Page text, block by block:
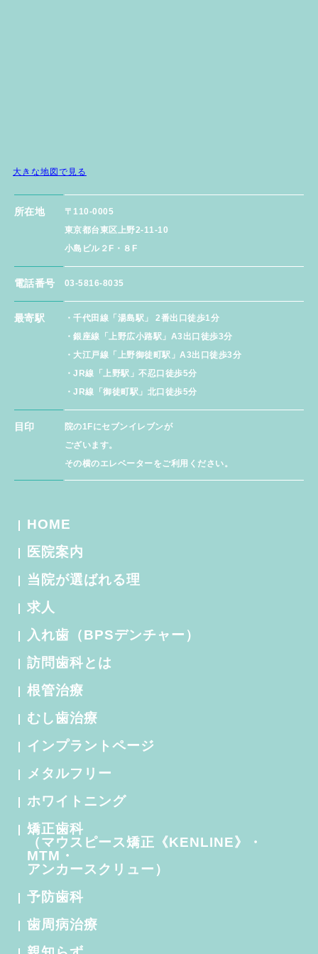
大きな地図で見る
所在地
〒110-0005
東京都台東区上野2-11-10
小島ビル２F・８F
電話番号 03-5816-8035
最寄駅
・千代田線「湯島駅」 2番出口徒歩1分
・銀座線「上野広小路駅」A3出口徒歩3分
・大江戸線「上野御徒町駅」A3出口徒歩3分
・JR線「上野駅」不忍口徒歩5分
・JR線「御徒町駅」北口徒歩5分
目印
院の1Fにセブンイレブンが
ございます。
その横のエレベーターをご利用ください。
HOME
医院案内
当院が選ばれる理
求人
入れ歯（BPSデンチャー）
訪問歯科とは
根管治療
むし歯治療
インプラントページ
メタルフリー
ホワイトニング
矯正歯科
（マウスピース矯正《KENLINE》・
MTM・
アンカースクリュー）
予防歯科
歯周病治療